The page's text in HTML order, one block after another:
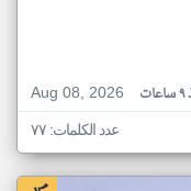
Aug 08, 2026
عدد الكلمات: ٧٧